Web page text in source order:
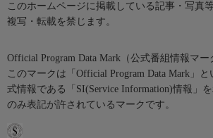
このホームページに掲載している記事・写真
複写・転載を禁じます。
Official Program Data Mark（公式番組情報マー
このマークは「Official Program Data Mark」
式情報である「SI(Service Information)情報」
のみ表記が許されているマークです。